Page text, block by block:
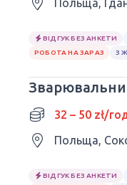
Польща,
ВІДГУК БЕЗ АНКЕТИ
РОБОТА НА ЗАРАЗ
З
32 – 50 zł/
Польща,
ВІДГУК БЕЗ АНКЕТИ